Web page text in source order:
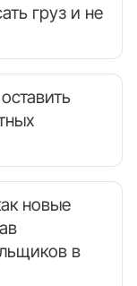
груз и не
новые
в